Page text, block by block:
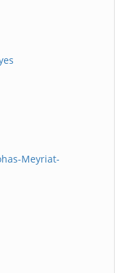
Meyriat-